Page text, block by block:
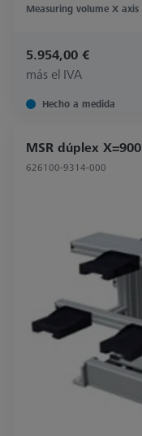
Measuring volume X axis
5.954,00 €
más el IVA
Hecho a medida
MSR dúplex X=900
626100-9314-000